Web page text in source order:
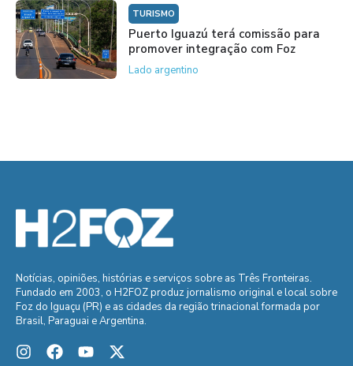
TURISMO
Puerto Iguazú terá comissão para
promover integração com Foz
Lado argentino
Notícias, opiniões, histórias e serviços sobre as Três Fronteiras.
Fundado em 2003, o H2FOZ produz jornalismo original e local sobre
Foz do Iguaçu (PR) e as cidades da região trinacional formada por
Brasil, Paraguai e Argentina.